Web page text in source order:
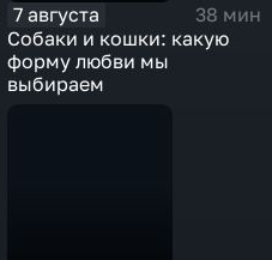
7 августа
38 мин
Собаки и кошки: какую
форму любви мы
выбираем